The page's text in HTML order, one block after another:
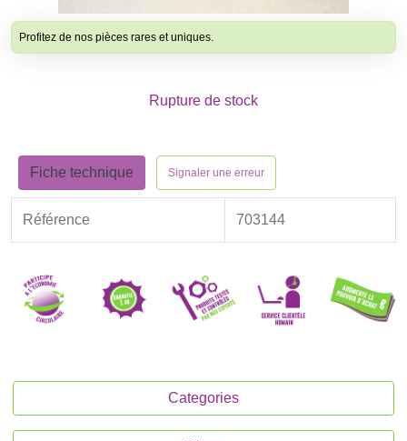
Profitez de nos pièces rares et uniques.
Rupture de stock
Fiche technique Signaler une erreur
Référence 703144
Categories